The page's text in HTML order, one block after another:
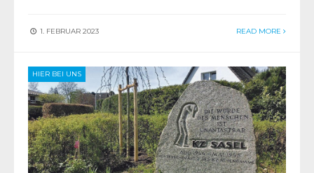
1. FEBRUAR 2023 READ MORE
HIER BEI UNS